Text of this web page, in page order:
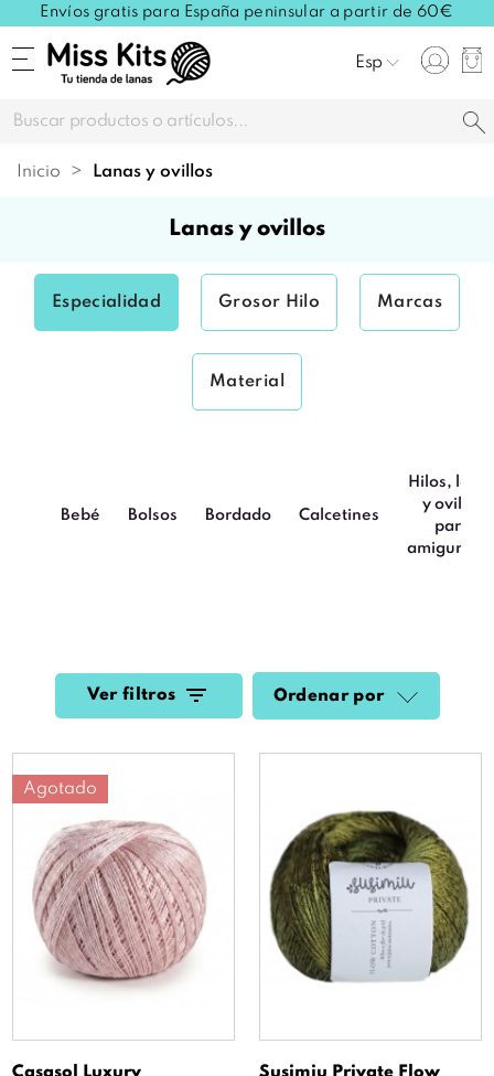
Envíos gratis para España peninsular a partir de 60€
Esp
Inicio lanas y ovillos
lanas y ovillos
Especialidad Grosor Hilo Marcas
Material
Bebé Bolsos Bordado Calcetines
Hilos,
y ovillos
para
Ver filtros Ordenar por
Agotado